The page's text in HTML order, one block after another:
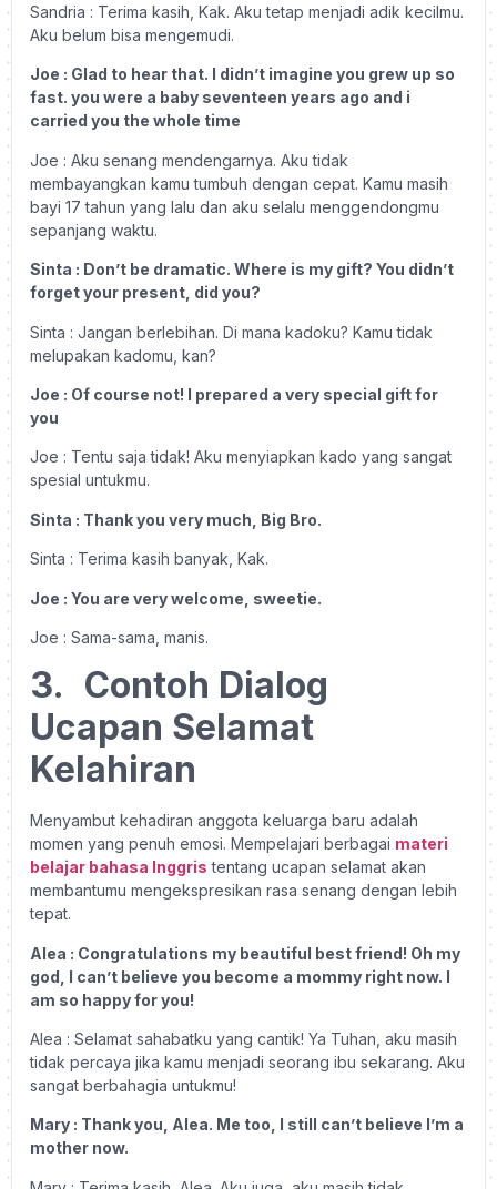
Sandria : Terima kasih, Kak. Aku tetap menjadi adik kecilmu.
Aku belum bisa mengemudi.
Joe : Glad to hear that. I didn’t imagine you grew up so
fast. you were a baby seventeen years ago and i
carried you the whole time
Joe : Aku senang mendengarnya. Aku tidak
membayangkan kamu tumbuh dengan cepat. Kamu masih
bayi 17 tahun yang lalu dan aku selalu menggendongmu
sepanjang waktu.
Sinta : Don’t be dramatic. Where is my gift? You didn’t
forget your present, did you?
Sinta : Jangan berlebihan. Di mana kadoku? Kamu tidak
melupakan kadomu, kan?
Joe : Of course not! I prepared a very special gift for
you
Joe : Tentu saja tidak! Aku menyiapkan kado yang sangat
spesial untukmu.
Sinta : Thank you very much, Big Bro.
Sinta : Terima kasih banyak, Kak.
Joe : You are very welcome, sweetie.
Joe : Sama-sama, manis.
3. Contoh Dialog
Ucapan Selamat
Kelahiran
Menyambut kehadiran anggota keluarga baru adalah
momen yang penuh emosi. Mempelajari berbagai materi
belajar bahasa Inggris tentang ucapan selamat akan
membantumu mengekspresikan rasa senang dengan lebih
tepat.
Alea : Congratulations my beautiful best friend! Oh my
god, I can’t believe you become a mommy right now. I
am so happy for you!
Alea : Selamat sahabatku yang cantik! Ya Tuhan, aku masih
tidak percaya jika kamu menjadi seorang ibu sekarang. Aku
sangat berbahagia untukmu!
Mary : Thank you, Alea. Me too, I still can’t believe I’m a
mother now.